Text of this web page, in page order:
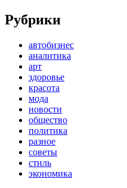
Рубрики
автобизнес
аналитика
арт
здоровье
красота
мода
новости
общество
политика
разное
советы
стиль
экономика